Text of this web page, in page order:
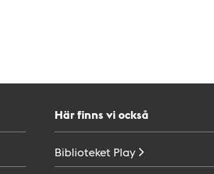
Här finns vi också
Biblioteket Play